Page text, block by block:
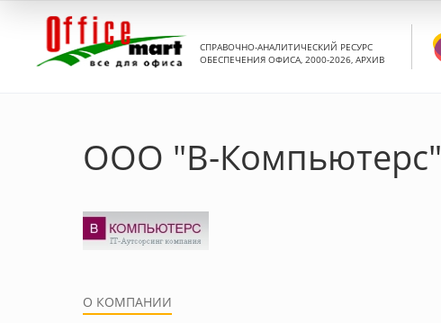
СПРАВОЧНО-АНАЛИТИЧЕСКИЙ РЕСУРС
ОБЕСПЕЧЕНИЯ ОФИСА, 2000-2026, АРХИВ
ООО "В-Компьютерс"
О КОМПАНИИ